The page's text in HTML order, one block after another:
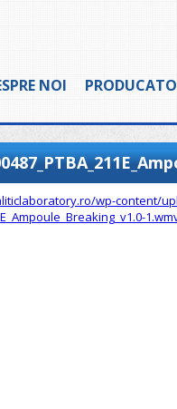
NOI
wp-content/